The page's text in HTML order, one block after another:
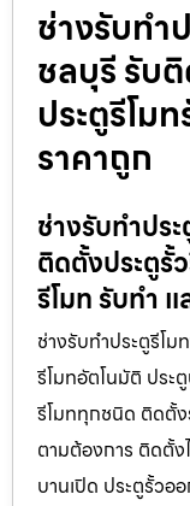
ช่างรับทำ
ชลบุรี รับ
ประตูรีโม
ราคาถูก
ช่างรับทำปร
ติดตั้งประตูรั้
รีโมท รับทำ
ช่างรับทำประตูรีโ
รีโมทอัตโนมัติ ประ
รีโมททุกชนิด ติดตั้ง
ตามต้องการ ติดตั้ง
บานเปิด ประตูรั้วอ